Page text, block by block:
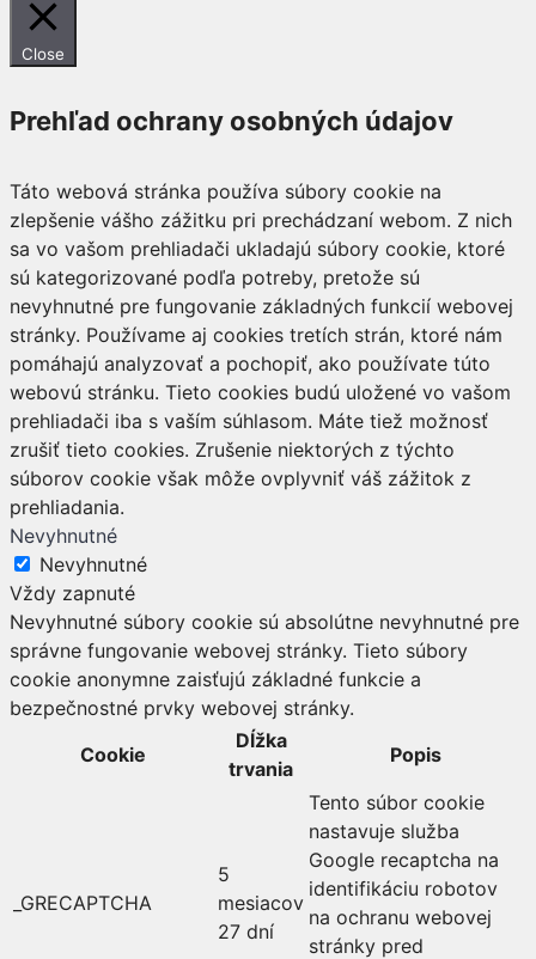
Close
Prehľad ochrany osobných údajov
Táto webová stránka používa súbory cookie na
zlepšenie vášho zážitku pri prechádzaní webom. Z nich
sa vo vašom prehliadači ukladajú súbory cookie, ktoré
sú kategorizované podľa potreby, pretože sú
nevyhnutné pre fungovanie základných funkcií webovej
stránky. Používame aj cookies tretích strán, ktoré nám
pomáhajú analyzovať a pochopiť, ako používate túto
webovú stránku. Tieto cookies budú uložené vo vašom
prehliadači iba s vaším súhlasom. Máte tiež možnosť
zrušiť tieto cookies. Zrušenie niektorých z týchto
súborov cookie však môže ovplyvniť váš zážitok z
prehliadania.
Nevyhnutné
Nevyhnutné
Vždy zapnuté
Nevyhnutné súbory cookie sú absolútne nevyhnutné pre
správne fungovanie webovej stránky. Tieto súbory
cookie anonymne zaisťujú základné funkcie a
bezpečnostné prvky webovej stránky.
Cookie
Dĺžka
trvania
Popis
_GRECAPTCHA
5
mesiacov
27 dní
Tento súbor cookie
nastavuje služba
Google recaptcha na
identifikáciu robotov
na ochranu webovej
stránky pred